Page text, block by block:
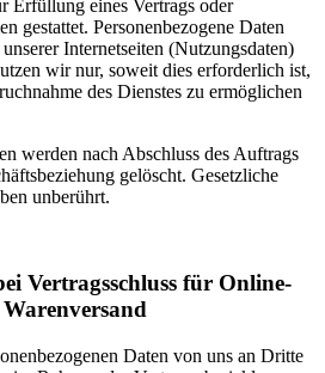
Erfüllung eines Vertrags oder
gestattet. Personenbezogene Daten
Internetseiten (Nutzungsdaten)
wir nur, soweit dies erforderlich ist,
des Dienstes zu ermöglichen
werden nach Abschluss des Auftrags
gelöscht. Gesetzliche
unberührt.
Vertragsschluss für Online-
Daten von uns an Dritte